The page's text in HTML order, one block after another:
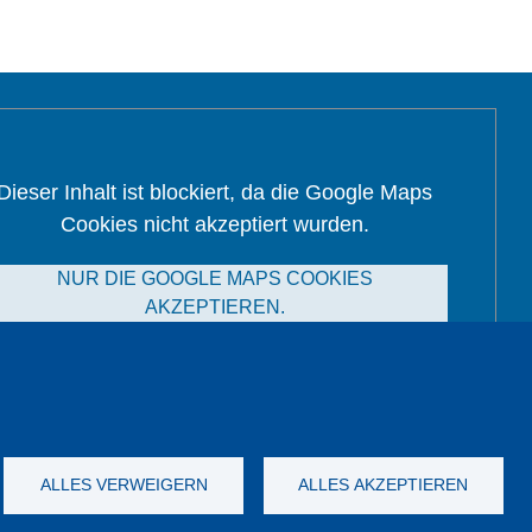
ALLES VERWEIGERN ALLES AKZEPTIEREN
Inhalt ist blockiert, da die Google Maps
Cookies nicht akzeptiert wurden.
NUR DIE GOOGLE MAPS COOKIES
AKZEPTIEREN.